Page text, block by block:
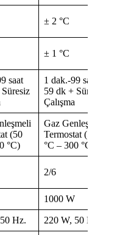
± 2 °C
± 1 °C
saat
1 dak.-99 saat
59 dk + Süresiz
Çalışma
(50
°C)
Gaz Genleşmeli
Termostat (50
°C – 300 °C)
2/6
1000 W
Hz. 220 W, 50 Hz.